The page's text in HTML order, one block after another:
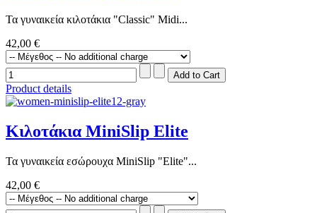
Τα γυναικεία κιλοτάκια "Classic" Midi...
42,00 €
Product details
Κιλοτάκια MiniSlip Elite
Τα γυναικεία εσώρουχα MiniSlip "Elite"...
42,00 €